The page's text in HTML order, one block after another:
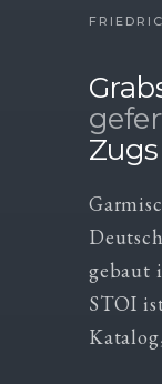
gebaut
STOI